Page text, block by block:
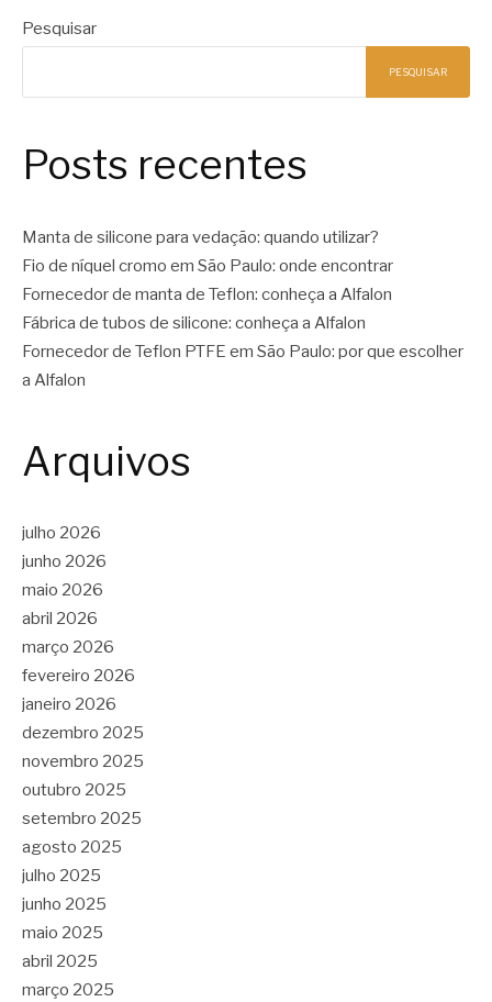
Pesquisar
PESQUISAR
Posts recentes
Manta de silicone para vedação: quando utilizar?
Fio de níquel cromo em São Paulo: onde encontrar
Fornecedor de manta de Teflon: conheça a Alfalon
Fábrica de tubos de silicone: conheça a Alfalon
Fornecedor de Teflon PTFE em São Paulo: por que escolher
a Alfalon
Arquivos
julho 2026
junho 2026
maio 2026
abril 2026
março 2026
fevereiro 2026
janeiro 2026
dezembro 2025
novembro 2025
outubro 2025
setembro 2025
agosto 2025
julho 2025
junho 2025
maio 2025
abril 2025
março 2025